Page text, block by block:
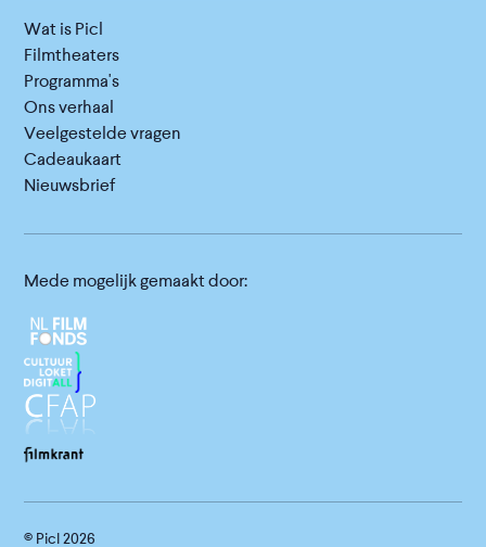
Wat is Picl
Filmtheaters
Programma's
Ons verhaal
Veelgestelde vragen
Cadeaukaart
Nieuwsbrief
Mede mogelijk gemaakt door:
© Picl2026